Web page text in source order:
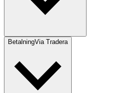
BetalningVia Tradera